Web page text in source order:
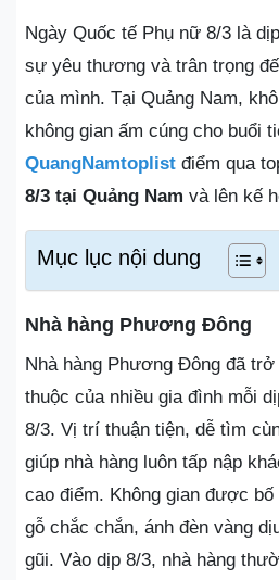
Ngày Quốc tế Phụ nữ 8/3 là
sự yêu thương và trân trọng
của mình. Tại Quảng Nam,
không gian ấm cúng cho buổi
QuangNamtoplist điểm qua
8/3 tại Quảng Nam và lên kế
Mục lục nội dung
Nhà hàng Phương Đông
Nhà hàng Phương Đông đã
thuộc của nhiều gia đình mỗi
8/3. Vị trí thuận tiện, dễ tìm
giúp nhà hàng luôn tấp nập
cao điểm. Không gian được
gỗ chắc chắn, ánh đèn vàng
gũi. Vào dịp 8/3, nhà hàng